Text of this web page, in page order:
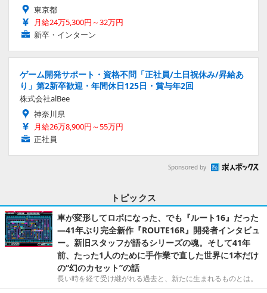
東京都
月給24万5,300円～32万円
新卒・インターン
ゲーム開発サポート・資格不問「正社員/土日祝休み/昇給あ
り」第2新卒歓迎・年間休日125日・賞与年2回
株式会社alBee
神奈川県
月給26万8,900円～55万円
正社員
Sponsored by
トピックス
車が変形してロボになった、でも『ルート16』だった
―41年ぶり完全新作『ROUTE16R』開発者インタビュ
ー。新旧スタッフが語るシリーズの魂。そして41年
前、たった1人のために手作業で直した世界に1本だけ
の“幻のカセット”の話
長い時を経て受け継がれる過去と、新たに生まれるものとは。